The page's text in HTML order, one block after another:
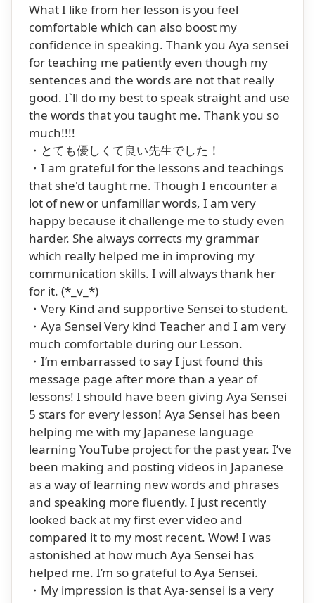
What I like from her lesson is you feel
comfortable which can also boost my
confidence in speaking. Thank you Aya sensei
for teaching me patiently even though my
sentences and the words are not that really
good. I`ll do my best to speak straight and use
the words that you taught me. Thank you so
much!!!!
・とても優しくて良い先生でした！
・I am grateful for the lessons and teachings
that she'd taught me. Though I encounter a
lot of new or unfamiliar words, I am very
happy because it challenge me to study even
harder. She always corrects my grammar
which really helped me in improving my
communication skills. I will always thank her
for it. (*_v_*)
・Very Kind and supportive Sensei to student.
・Aya Sensei Very kind Teacher and I am very
much comfortable during our Lesson.
・I’m embarrassed to say I just found this
message page after more than a year of
lessons! I should have been giving Aya Sensei
5 stars for every lesson! Aya Sensei has been
helping me with my Japanese language
learning YouTube project for the past year. I’ve
been making and posting videos in Japanese
as a way of learning new words and phrases
and speaking more fluently. I just recently
looked back at my first ever video and
compared it to my most recent. Wow! I was
astonished at how much Aya Sensei has
helped me. I’m so grateful to Aya Sensei.
・My impression is that Aya-sensei is a very